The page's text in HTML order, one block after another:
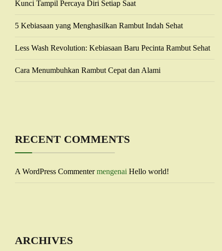
Kunci Tampil Percaya Diri Setiap Saat
5 Kebiasaan yang Menghasilkan Rambut Indah Sehat
Less Wash Revolution: Kebiasaan Baru Pecinta Rambut Sehat
Cara Menumbuhkan Rambut Cepat dan Alami
RECENT COMMENTS
A WordPress Commentermengenai Hello world!
ARCHIVES